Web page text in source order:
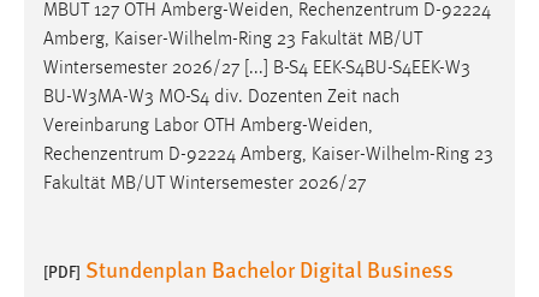
MBUT 127 OTH Amberg-Weiden, Rechenzentrum D-92224
Amberg, Kaiser-Wilhelm-Ring 23 Fakultät MB/UT
Wintersemester 2026/27 [...] B-S4 EEK-S4BU-S4EEK-W3
BU-W3MA-W3 MO-S4 div. Dozenten Zeit nach
Vereinbarung Labor OTH Amberg-Weiden,
Rechenzentrum D-92224 Amberg, Kaiser-Wilhelm-Ring 23
Fakultät MB/UT Wintersemester 2026/27
[PDF] Stundenplan Bachelor Digital Business